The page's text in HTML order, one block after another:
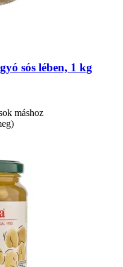
sós lében, 1 kg
máshoz